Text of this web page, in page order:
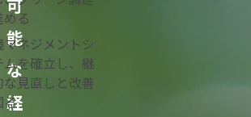
可
能
な
経
める
マネジメントシ
ムを確立し、継
な見直しと改善
る